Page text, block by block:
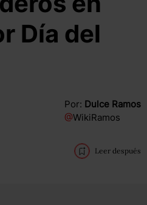
Día del
Por: Dulce Ramos
@WikiRamos
Leer después